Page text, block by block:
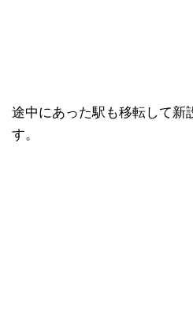
途中にあった駅も移転して新
す。